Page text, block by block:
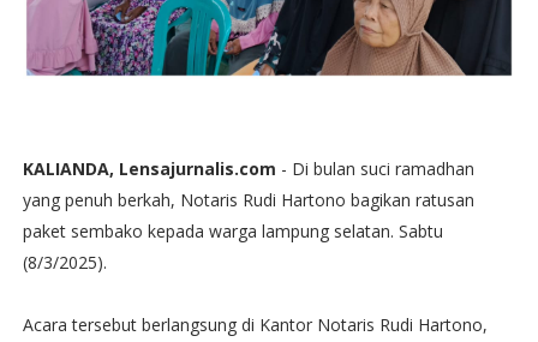
KALIANDA, Lensajurnalis.com - Di bulan suci ramadhan
yang penuh berkah, Notaris Rudi Hartono bagikan ratusan
paket sembako kepada warga lampung selatan. Sabtu
(8/3/2025).
Acara tersebut berlangsung di Kantor Notaris Rudi Hartono,